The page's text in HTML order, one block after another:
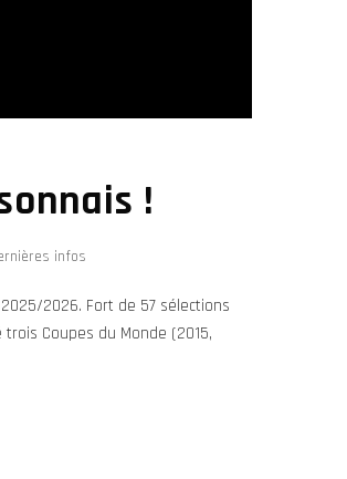
!
infos
2026. Fort de 57 sélections
Coupes du Monde (2015,